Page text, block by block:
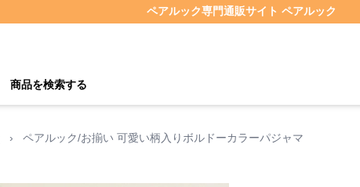
ペアルック専門通販サイト ペアルック
商品を検索する
› ペアルック/お揃い 可愛い柄入りボルドーカラーパジャマ